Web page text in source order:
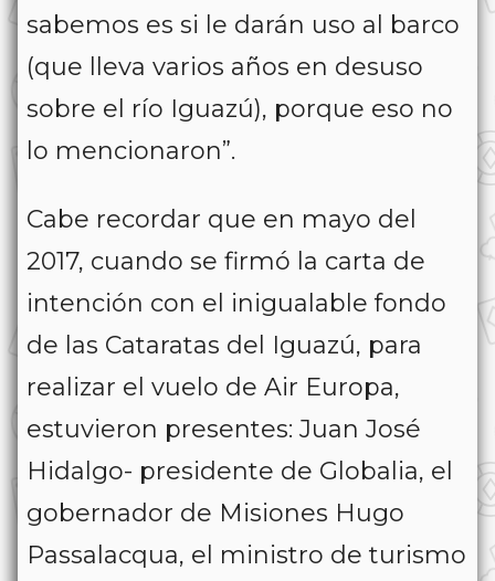
sabemos es si le darán uso al barco
(que lleva varios años en desuso
sobre el río Iguazú), porque eso no
lo mencionaron”.
Cabe recordar que en mayo del
2017, cuando se firmó la carta de
intención con el inigualable fondo
de las Cataratas del Iguazú, para
realizar el vuelo de Air Europa,
estuvieron presentes: Juan José
Hidalgo- presidente de Globalia, el
gobernador de Misiones Hugo
Passalacqua, el ministro de turismo